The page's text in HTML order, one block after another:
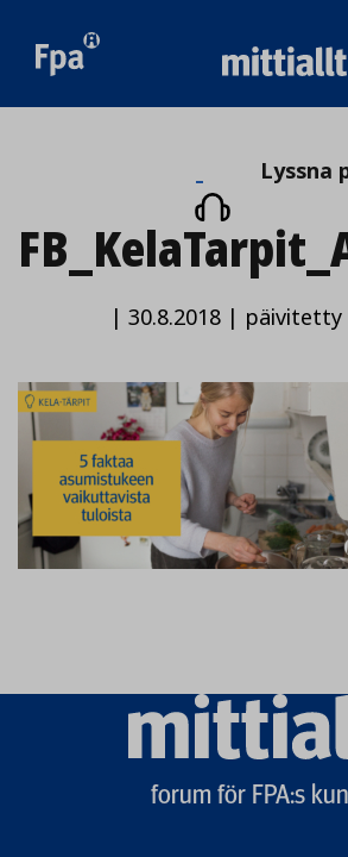
Lyssna
på
artikeln
Lyssna
| 30.8.2018| päivitetty
Mittiallt
forum för FPA:s